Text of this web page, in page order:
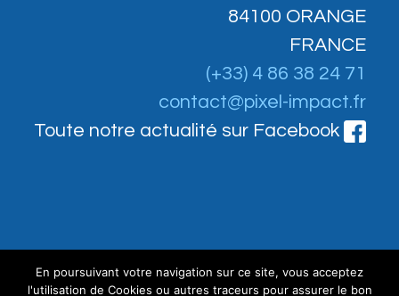
84100 ORANGE
FRANCE
(+33) 4 86 38 24 71
contact@pixel-impact.fr
Toute notre actualité sur Facebook
Démo client
En poursuivant votre navigation sur ce site, vous acceptez
l'utilisation de Cookies ou autres traceurs pour assurer le bon